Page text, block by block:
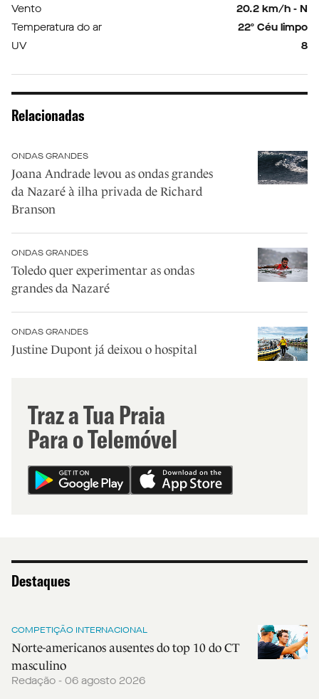
Vento
20.2 km/h - N
Temperatura do ar
22º Céu limpo
UV
8
Relacionadas
ONDAS GRANDES
Joana Andrade levou as ondas grandes
da Nazaré à ilha privada de Richard
Branson
ONDAS GRANDES
Toledo quer experimentar as ondas
grandes da Nazaré
ONDAS GRANDES
Justine Dupont já deixou o hospital
Traz a Tua Praia
Para o Telemóvel
Destaques
COMPETIÇÃO INTERNACIONAL
Norte-americanos ausentes do top 10 do CT
masculino
Redação - 06 agosto 2026